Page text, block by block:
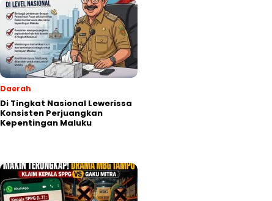
Daerah
Di Tingkat Nasional Lewerissa
Konsisten Perjuangkan
Kepentingan Maluku